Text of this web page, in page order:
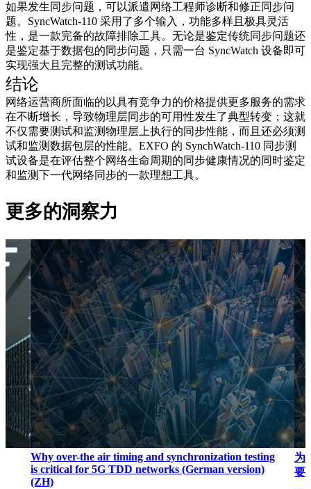
如果发生同步问题，可以派遣网络工程师诊断和修正同步问
题。SyncWatch-110 采用了多个输入，功能多样且极具灵活
性，是一款完备的故障排除工具。无论是鉴定传统同步问题还
是鉴定基于数据包的同步问题，只需一台 SyncWatch 设备即可
实现强大且完整的测试功能。
结论
网络运营商所面临的以具有竞争力的价格提供更多服务的需求
在不断增长，导致物理层同步的可用性发生了典型转变；这就
不仅需要测试和监测物理层上执行的同步性能，而且还必须测
试和监测数据包层的性能。EXFO 的 SynchWatch-110 同步测
试设备是在评估整个网络生命周期的同步健康情况的同时鉴定
和监测下一代网络同步的一款理想工具。
更多的洞察力
Why over-the air timing and synchronization testing
is critical for 5G TDD networks (German version)
(ZH)
为
要